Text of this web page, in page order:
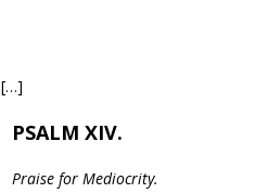
[…]
PSALM XIV.
Praise for Mediocrity.